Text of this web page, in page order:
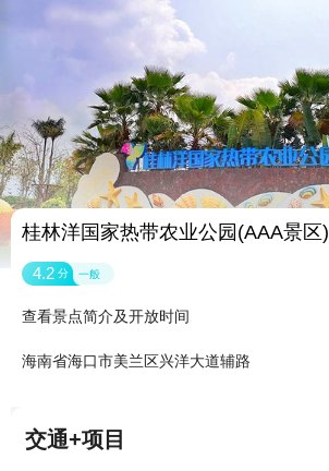
桂林洋国家热带农业公园(AAA景区)
4.2 分 一般
查看景点简介及开放时间
海南省海口市美兰区兴洋大道辅路
交通+项目